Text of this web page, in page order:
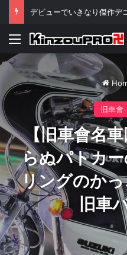
Menu
旧車會
【旧車會名
らぬパトカ
リングのか
旧車